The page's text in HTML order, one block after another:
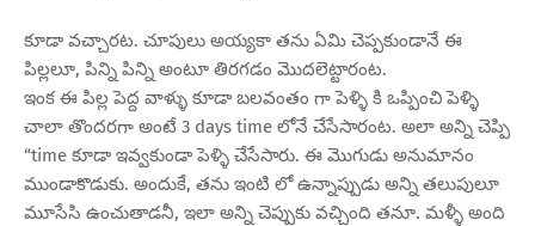
కూడా వచ్చారట. చూపులు అయ్యకా తను ఏమి చెప్పకుండానే ఈ
పిల్లలూ, పిన్ని పిన్ని అంటూ తిరగడం మొదలెట్టారంట.
ఇంక ఈ పిల్ల పెద్ద వాళ్ళు కూడా బలవంతం గా పెళ్ళి కి ఒప్పించి పెళ్ళి
చాలా తొందరగా అంటే 3 days time లోనే చేసేసారంట. అలా అన్ని చెప్పి
“time కూడా ఇవ్వకుండా పెళ్ళి చేసేసారు. ఈ మొగుడు అనుమానం
ముండాకొడుకు. అందుకే, తను ఇంటి లో ఉన్నాప్పుడు అన్ని తలుపులూ
మూసేసి ఉంచుతాడనీ, ఇలా అన్ని చెప్పుకు వచ్చింది తనూ. మళ్ళీ అంది